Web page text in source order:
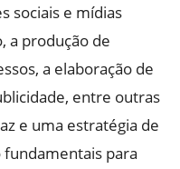
sociais e mídias
a produção de
a elaboração de
entre outras
e uma estratégia de
para